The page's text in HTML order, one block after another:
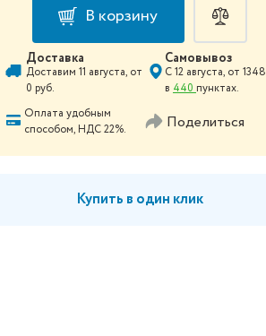
В корзину
Доставка
Доставим 11 августа, от
0 руб.
Самовывоз
С12 августа, от 1348
в 440 пунктах.
Оплата удобным
способом, НДС 22%.
Поделиться
Купить в один клик